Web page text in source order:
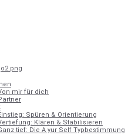
mir für dich
Spüren & Orientierung
Klären & Stabilisieren
tief: Die A yur Self Typbestimmung